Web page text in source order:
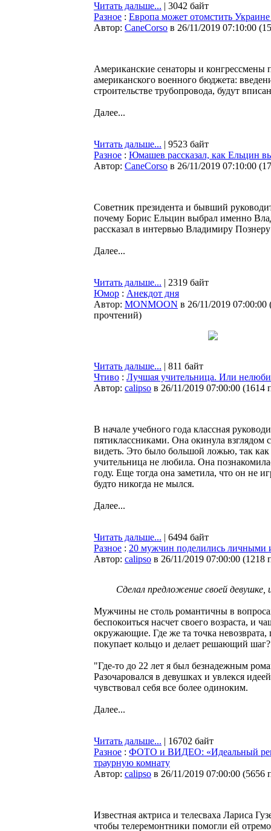
Читать дальше... | 3042 байт
Разное : Европа может отомстить
Автор: CaneCorso в 26/11/2019 07:10:00 (
Американские сенаторы и
американского военного бюджета:
строительстве трубопровода, будут
Далее...
Читать дальше... | 9523 байт
Разное : Юмашев рассказал, как Ельцин
Автор: CaneCorso в 26/11/2019 07:10:00 (
Советник президента и бывший
почему Борис Ельцин выбрал именно
рассказал в интервью Владимиру
Далее...
Читать дальше... | 2319 байт
Юмор : Анекдот дня
Автор: MONMOON в 26/11/2019 07:00:00
прочтений)
Читать дальше... | 811 байт
Чтиво : Лучшая учительница. Или
Автор: calipso в 26/11/2019 07:00:00 (1614
В начале учебного года классная
пятиклассниками. Она окинула взглядом
видеть. Это было большой ложью, так как
учительница не любила. Она
году. Еще тогда она заметила, что он не
будто никогда не мылся.
Далее...
Читать дальше... | 6494 байт
Разное : 20 мужчин поделились личными
Автор: calipso в 26/11/2019 07:00:00 (1218
Сделал предложение своей
Мужчины не столь романтичны в
беспокоиться насчет своего возраста, и
окружающие. Где же та точка невозврата,
покупает кольцо и делает решающий шаг?
"Где-то до 22 лет я был безнадежным
Разочаровался в девушках и увлекся
чувствовал себя все более одиноким.
Далее...
Читать дальше... | 16702 байт
Разное : ФОТО и ВИДЕО: «Идеальный
траурную комнату
Автор: calipso в 26/11/2019 07:00:00 (5656
Известная актриса и телесваха Лариса
чтобы телеремонтники помогли ей